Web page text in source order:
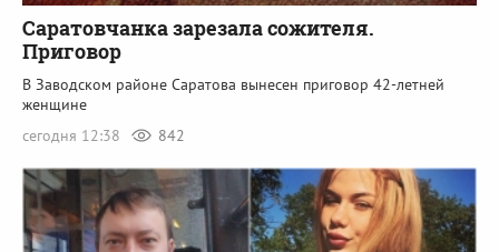
Саратовчанка зарезала сожителя.
Приговор
В Заводском районе Саратова вынесен приговор 42-летней
женщине
сегодня 12:38
842